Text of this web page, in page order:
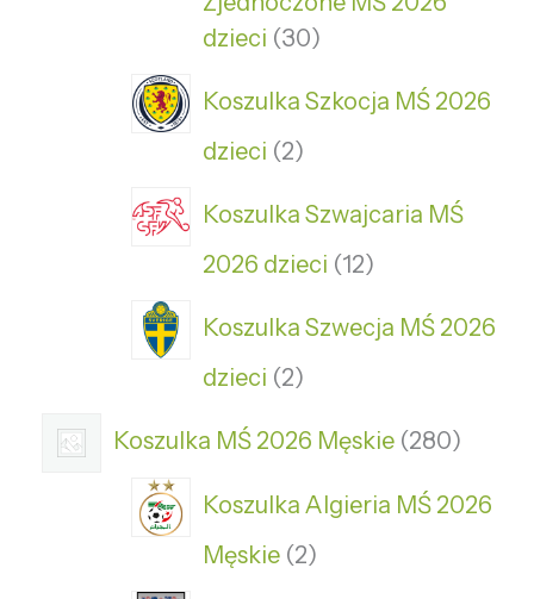
dzieci 30
Koszulka Szkocja MŚ 2026
dzieci 2
Koszulka Szwajcaria MŚ
2026 dzieci 12
Koszulka Szwecja MŚ 2026
dzieci 2
Koszulka MŚ 2026 Męskie 280
Koszulka Algieria MŚ 2026
Męskie 2